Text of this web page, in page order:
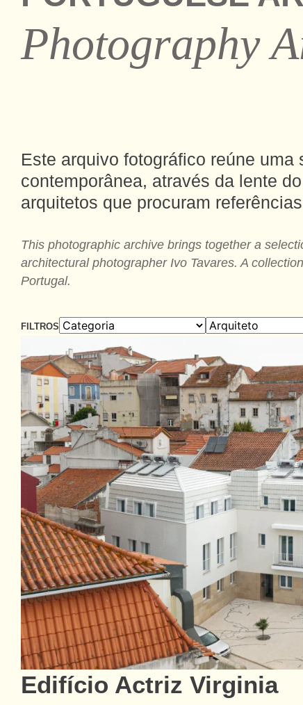
Photography
Este arquivo fotográfico reúne
contemporânea, através da lente
arquitetos que procuram
This photographic archive brings together a
architectural photographer Ivo Tavares. A
Portugal.
FILTROS
Edifício Actriz Virginia